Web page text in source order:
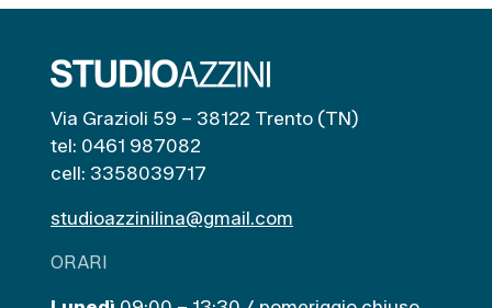
Via Grazioli 59 – 38122 Trento (TN)
tel: 0461 987082
cell: 3358039717
studioazzinilina@gmail.com
ORARI